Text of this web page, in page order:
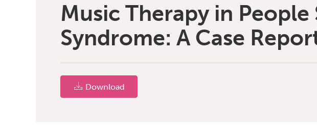
Music Therapy in
Syndrome: A Case
Download